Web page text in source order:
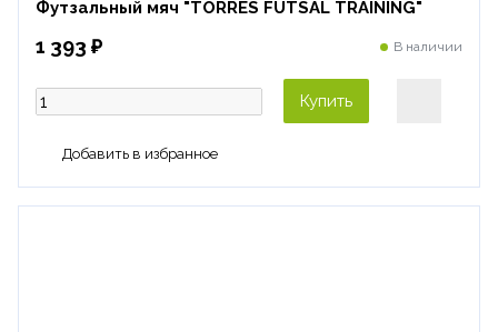
Футзальный мяч "TORRES FUTSAL TRAINING"
1 393 ₽ В наличии
Купить